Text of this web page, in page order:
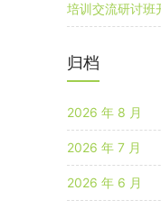
培训交流研讨班
归档
2026 年 8 月
2026 年 7 月
2026 年 6 月